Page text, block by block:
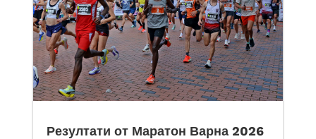
Резултати от Маратон Варна 2026